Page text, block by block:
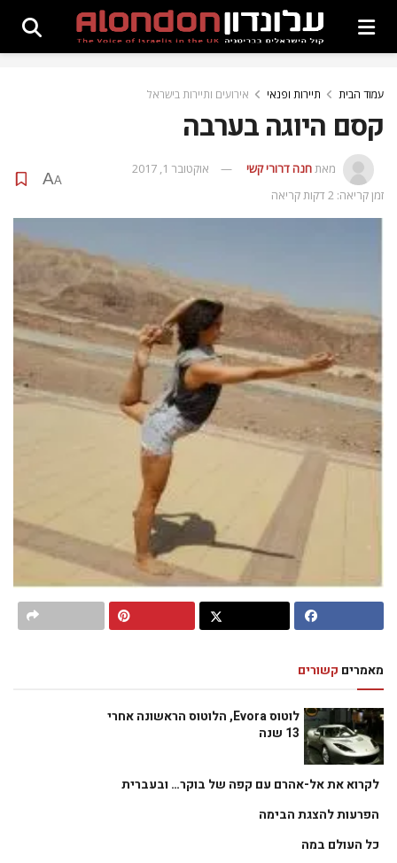
עמוד הבית תיירות ופנאי אירועים ותיירות בישראל
קסם היוגה בערבה
מאתחנה דרורי קשי
אוקטובר 1, 2017
זמן קריאה: 2 דקות קריאה
A
A
מאמרים קשורים
לוטוס Evora, הלוטוס הראשונה אחרי
13 שנה
לקרוא את אל-אהרם עם קפה של בוקר… ובעברית
הפרעות להצגת הבימה
כל העולם במה